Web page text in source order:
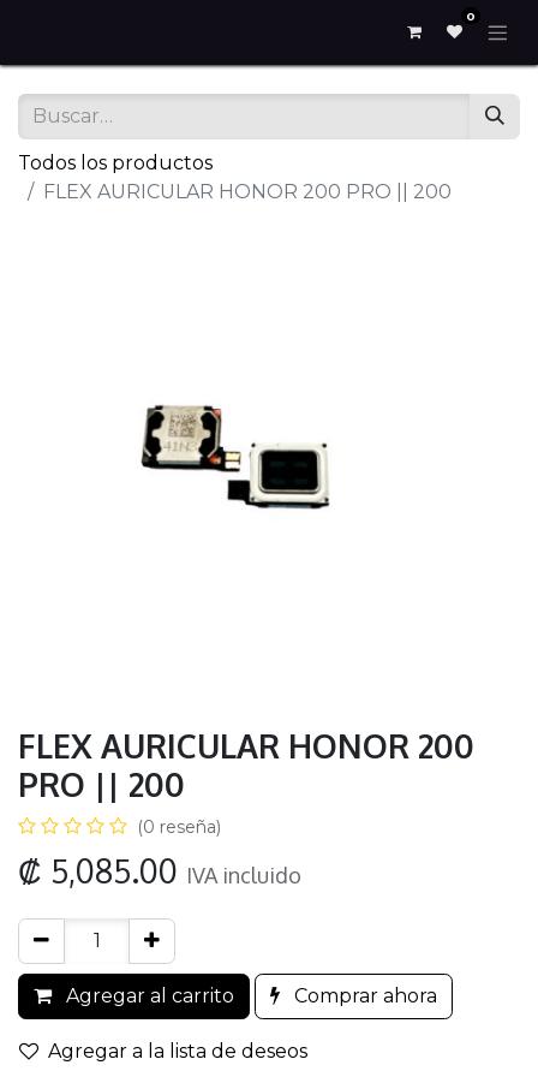
0
Todos los productos
FLEX AURICULAR HONOR 200 PRO || 200
FLEX AURICULAR HONOR 200
PRO || 200
(0 reseña)
₡ 5,085.00 IVA incluido
Agregar al carrito Comprar ahora
Agregar a la lista de deseos